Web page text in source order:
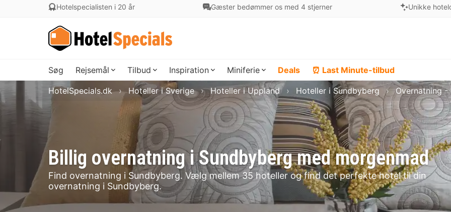
Hotelspecialisten i 20 år Gæster bedømmer os med 4 stjerner Unikke
Søg Rejsemål Tilbud Inspiration Miniferie Deals ⏰ Last Minute-tilbud
Billig overnatning i Sundbyberg med morgenmad
Find overnatning i Sundbyberg. Vælg mellem 35 hoteller og find det perfekte hotel til din
overnatning i Sundbyberg.
HotelSpecials.dk Hoteller i Sverige Hoteller i Uppland Hoteller i Sundbyberg Overnatning -